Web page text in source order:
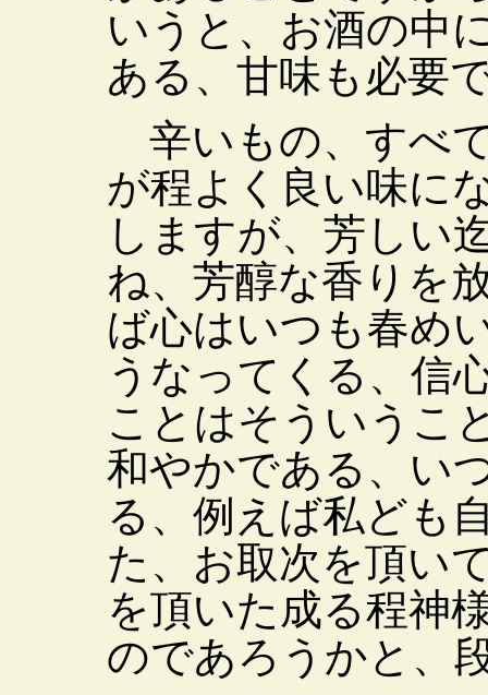
いうと、お酒の中
ある、甘味も必要
辛いもの、すべ
が程よく良い味に
しますが、芳しい
ね、芳醇な香りを
ば心はいつも春め
うなってくる、信
ことはそういうこ
和やかである、い
る、例えば私ども
た、お取次を頂い
を頂いた成る程神
のであろうかと、